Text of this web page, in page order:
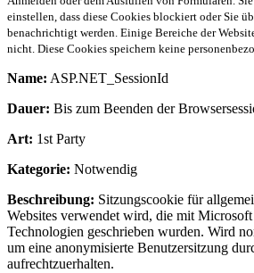
einstellen, dass diese Cookies blockiert oder Sie
benachrichtigt werden. Einige Bereiche der
nicht. Diese Cookies speichern keine
Name: ASP.NET_SessionId
Dauer: Bis zum Beenden der
Art: 1st Party
Kategorie: Notwendig
Beschreibung: Sitzungscookie für
Websites verwendet wird, die mit
Technologien geschrieben wurden. Wird
um eine anonymisierte Benutzersitzung
aufrechtzuerhalten.